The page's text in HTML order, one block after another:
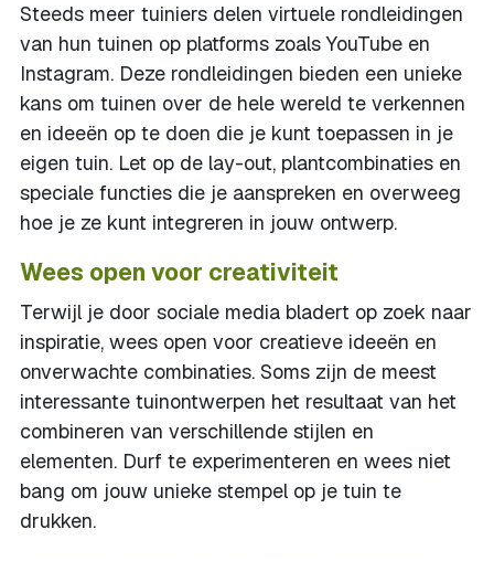
Steeds meer tuiniers delen virtuele rondleidingen
van hun tuinen op platforms zoals YouTube en
Instagram. Deze rondleidingen bieden een unieke
kans om tuinen over de hele wereld te verkennen
en ideeën op te doen die je kunt toepassen in je
eigen tuin. Let op de lay-out, plantcombinaties en
speciale functies die je aanspreken en overweeg
hoe je ze kunt integreren in jouw ontwerp.
Wees open voor creativiteit
Terwijl je door sociale media bladert op zoek naar
inspiratie, wees open voor creatieve ideeën en
onverwachte combinaties. Soms zijn de meest
interessante tuinontwerpen het resultaat van het
combineren van verschillende stijlen en
elementen. Durf te experimenteren en wees niet
bang om jouw unieke stempel op je tuin te
drukken.